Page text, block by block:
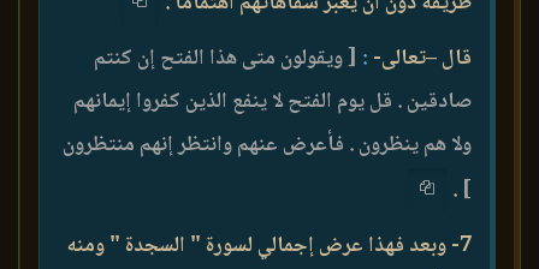
قال –تعالى- : [ ويقولون متى هذا الفتح إن كنتم
صادقين . قل يوم الفتح لا ينفع الذين كفروا إيمانهم
ولا هم ينظرون . فأعرض عنهم وانتظر إنهم منتظرون
]
.
7- وبعد فهذا عرض إجمالي لسورة " السجدة " ومنه